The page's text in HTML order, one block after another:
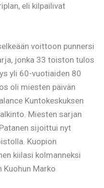
eli kilpailivat
voittoon punnersi
jonka 33 toiston tulos
yli 60-vuotiaiden 80
oli miesten päivän
Kuntokeskuksen
Miesten sarjan
sijoittui nyt
Kuopion
kiilasi kolmanneksi
Marko